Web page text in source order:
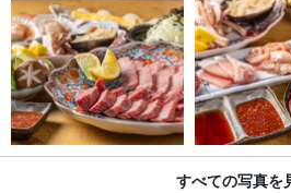
すべての写真を